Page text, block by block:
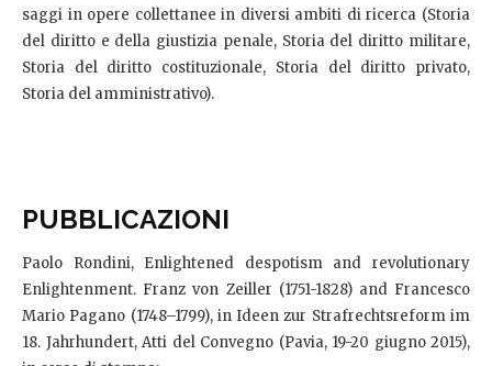
saggi in opere collettanee in diversi ambiti di ricerca (Storia
del diritto e della giustizia penale, Storia del diritto militare,
Storia del diritto costituzionale, Storia del diritto privato,
Storia del amministrativo).
PUBBLICAZIONI
Paolo Rondini, Enlightened despotism and revolutionary
Enlightenment. Franz von Zeiller (1751-1828) and Francesco
Mario Pagano (1748–1799), in Ideen zur Strafrechtsreform im
18. Jahrhundert, Atti del Convegno (Pavia, 19-20 giugno 2015),